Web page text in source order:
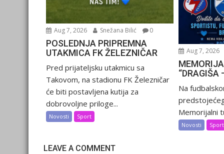
Aug 7, 2026 Snežana Bilić 0
POSLEDNJA PRIPREMNA
UTAKMICA FK ŽELEZNIČAR
Pred prijateljsku utakmicu sa
Takovom, na stadionu FK Železničar
će biti postavljena kutija za
dobrovoljne priloge...
Novosti Sport
Aug 7, 2026
“DRAGIŠA
Na
Memorijalni
Novosti Sport
LEAVE A COMMENT